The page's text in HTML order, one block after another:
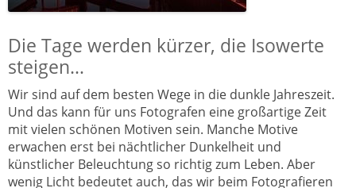
Die Tage werden kürzer, die Isowerte
steigen…
Wir sind auf dem besten Wege in die dunkle Jahreszeit.
Und das kann für uns Fotografen eine großartige Zeit
mit vielen schönen Motiven sein. Manche Motive
erwachen erst bei nächtlicher Dunkelheit und
künstlicher Beleuchtung so richtig zum Leben. Aber
wenig Licht bedeutet auch, das wir beim Fotografieren